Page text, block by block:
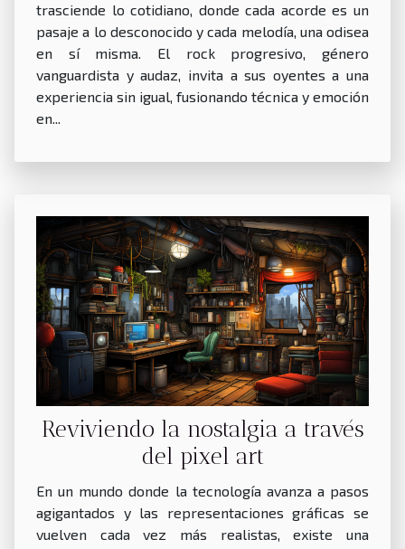
trasciende lo cotidiano, donde cada acorde es un
pasaje a lo desconocido y cada melodía, una odisea
en sí misma. El rock progresivo, género
vanguardista y audaz, invita a sus oyentes a una
experiencia sin igual, fusionando técnica y emoción
en...
Reviviendo la nostalgia a través
del pixel art
En un mundo donde la tecnología avanza a pasos
agigantados y las representaciones gráficas se
vuelven cada vez más realistas, existe una